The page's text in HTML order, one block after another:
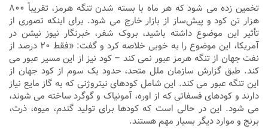
تخمین زده می‌ شود که هر ماه با بسته شدن تنگه هرمز، تقریباً ۸۰۰
هزار تن کود و پیش‌ساز از بازار خارج می‌ شود. برای اینکه تصوری از
تأثیر این موضوع داشته باشید، بروک شفر، خبرنگار نیوز نیشن در
آمریکا، این موضوع را به خوبی خلاصه کرد و گفت: «فقط ۲۰ درصد از
نفت جهان از تنگه هرمز عبور نمی‌ کند – کود نیز از این مسیر عبور می‌
کند. طبق گزارش سازمان ملل متحد، حدود یک سوم از کود جهان از
این تنگه عبور می‌ کند. این شامل کودهای نیتروژنی که به گاز مایع نیاز
دارند و کودهای فسفاتی که از اوره، آمونیاک و گوگرد ساخته می‌ شوند،
می‌ شود. این در حالی است که کودها برای تولید گندم، میوه، ذرت،
برنج و موارد دیگر بسیار مهم هستند.